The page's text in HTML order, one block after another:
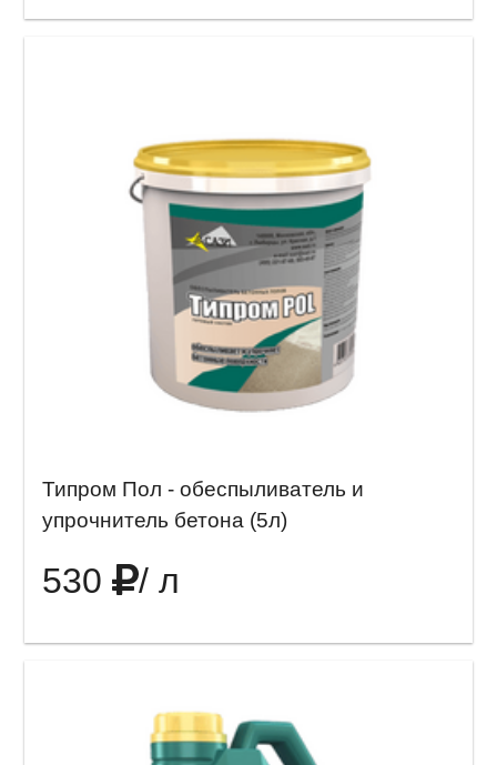
Типром Пол - обеспыливатель и
упрочнитель бетона (5л)
530 / л